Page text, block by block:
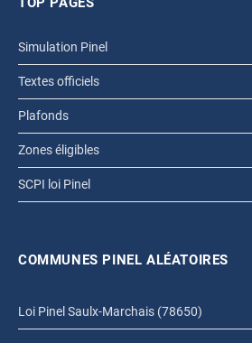
Simulation Pinel
Textes officiels
Plafonds
Zones éligibles
SCPI loi Pinel
COMMUNES PINEL ALÉATOIRES
Loi Pinel Saulx-Marchais (78650)